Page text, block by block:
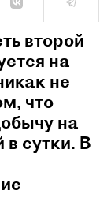
второй
на
не
что
на
сутки. В